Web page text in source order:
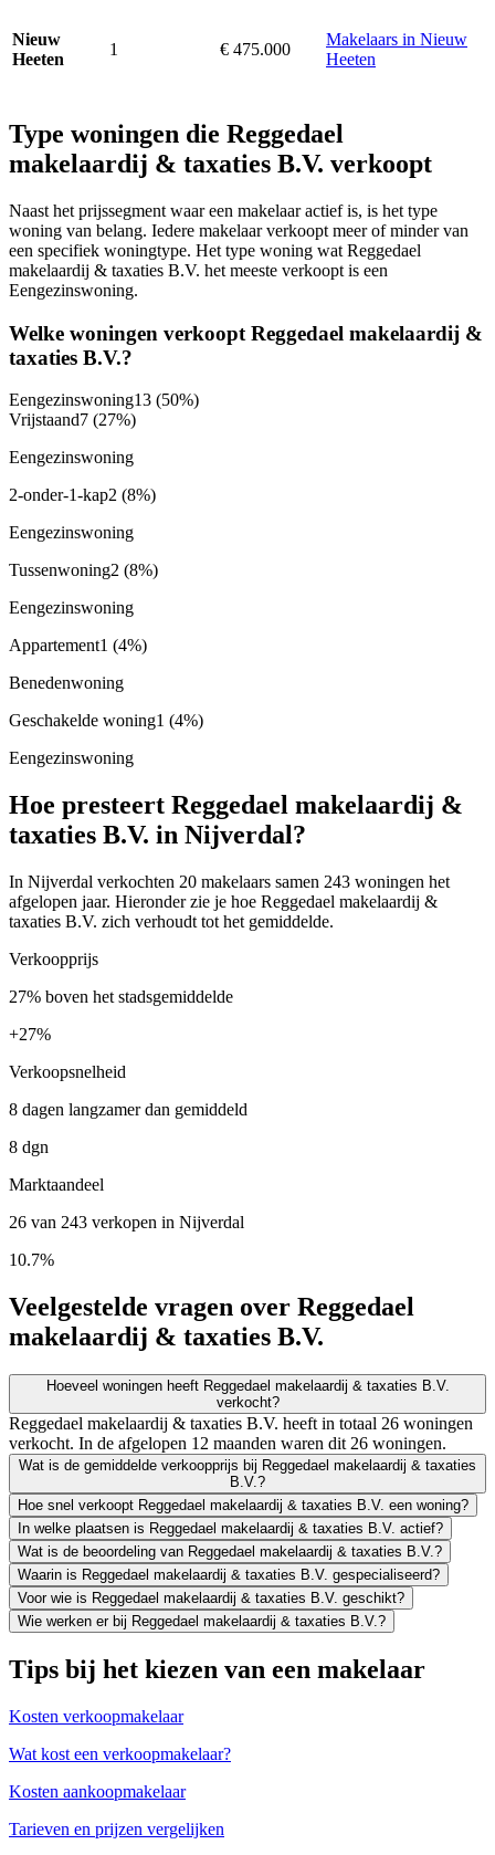
Nieuw
Heeten
1 € 475.000
Makelaars in Nieuw
Heeten
Type woningen die Reggedael
makelaardij & taxaties B.V. verkoopt
Naast het prijssegment waar een makelaar actief is, is het type
woning van belang. Iedere makelaar verkoopt meer of minder van
een specifiek woningtype. Het type woning wat Reggedael
makelaardij & taxaties B.V. het meeste verkoopt is een
Eengezinswoning.
Welke woningen verkoopt Reggedael makelaardij &
taxaties B.V.?
Eengezinswoning13 (50%)
Vrijstaand7 (27%)
Eengezinswoning
2-onder-1-kap2 (8%)
Eengezinswoning
Tussenwoning2 (8%)
Eengezinswoning
Appartement1 (4%)
Benedenwoning
Geschakelde woning1 (4%)
Eengezinswoning
Hoe presteert Reggedael makelaardij &
taxaties B.V. in Nijverdal?
In Nijverdal verkochten 20 makelaars samen 243 woningen het
afgelopen jaar. Hieronder zie je hoe Reggedael makelaardij &
taxaties B.V. zich verhoudt tot het gemiddelde.
Verkoopprijs
27% boven het stadsgemiddelde
+27%
Verkoopsnelheid
8 dagen langzamer dan gemiddeld
8 dgn
Marktaandeel
26 van 243 verkopen in Nijverdal
10.7%
Veelgestelde vragen over Reggedael
makelaardij & taxaties B.V.
Hoeveel woningen heeft Reggedael makelaardij & taxaties B.V.
verkocht?
Reggedael makelaardij & taxaties B.V. heeft in totaal 26 woningen
verkocht. In de afgelopen 12 maanden waren dit 26 woningen.
Wat is de gemiddelde verkoopprijs bij Reggedael makelaardij & taxaties
B.V.?
Hoe snel verkoopt Reggedael makelaardij & taxaties B.V. een woning?
In welke plaatsen is Reggedael makelaardij & taxaties B.V. actief?
Wat is de beoordeling van Reggedael makelaardij & taxaties B.V.?
Waarin is Reggedael makelaardij & taxaties B.V. gespecialiseerd?
Voor wie is Reggedael makelaardij & taxaties B.V. geschikt?
Wie werken er bij Reggedael makelaardij & taxaties B.V.?
Tips bij het kiezen van een makelaar
Kosten verkoopmakelaar
Wat kost een verkoopmakelaar?
Kosten aankoopmakelaar
Tarieven en prijzen vergelijken